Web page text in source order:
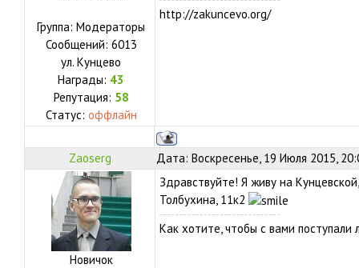
Группа: Модераторы
Сообщений: 6013
ул. Кунцево
Награды: 43
Репутация: 58
Статус: оффлайн
http://zakuncevo.org/
Zaoserg Дата: Воскресенье, 19 Июля 2015,
Новичок
Здравствуйте! Я живу на
Толбухина, 11к2
Как хотите, чтобы с вами